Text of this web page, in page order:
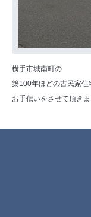
横手市城南町の
築100年ほどの古民家住
お手伝いをさせて頂きま